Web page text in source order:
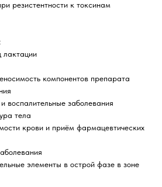
резистентности к токсинам
лактации
компонентов препарата
воспалительные заболевания
тела
крови и приём фармацевтических
элементы в острой фазе в зоне